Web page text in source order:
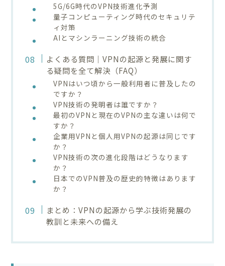
5G/6G時代のVPN技術進化予測
量子コンピューティング時代のセキュリテ
ィ対策
AIとマシンラーニング技術の統合
よくある質問｜VPNの起源と発展に関す
る疑問を全て解決（FAQ）
VPNはいつ頃から一般利用者に普及したの
ですか？
VPN技術の発明者は誰ですか？
最初のVPNと現在のVPNの主な違いは何で
すか？
企業用VPNと個人用VPNの起源は同じです
か？
VPN技術の次の進化段階はどうなります
か？
日本でのVPN普及の歴史的特徴はあります
か？
まとめ：VPNの起源から学ぶ技術発展の
教訓と未来への備え